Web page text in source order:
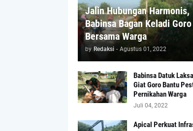
Jalin Hubungan Harmonis,
Babinsa Bagan Keladi Goro
Bersama Warga
by Redaksi - Agustus 01, 2022
Babinsa Datuk
Giat Goro Bantu
Pernikahan Warga
Juli 04, 2022
Apical Perkuat